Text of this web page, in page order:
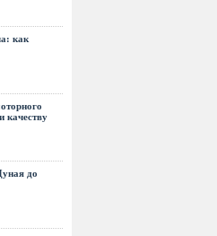
как
качеству
до